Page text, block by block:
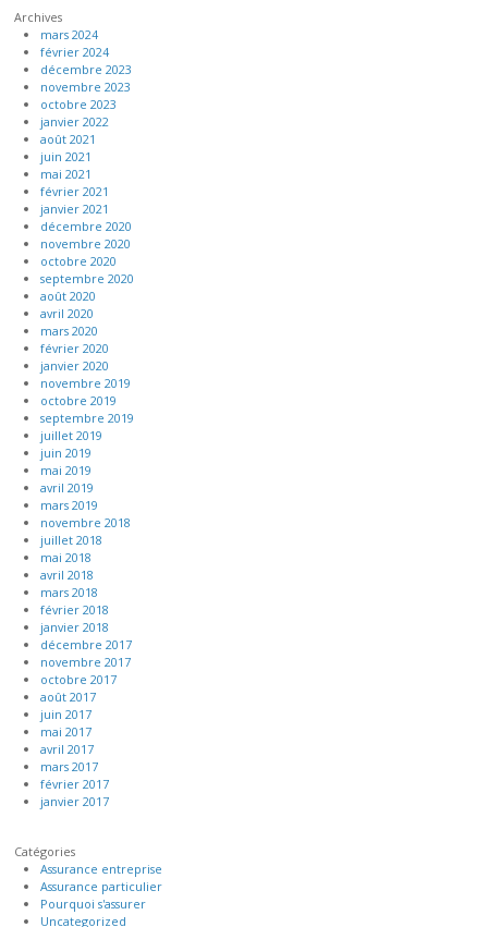
Archives
mars 2024
février 2024
décembre 2023
novembre 2023
octobre 2023
janvier 2022
août 2021
juin 2021
mai 2021
février 2021
janvier 2021
décembre 2020
novembre 2020
octobre 2020
septembre 2020
août 2020
avril 2020
mars 2020
février 2020
janvier 2020
novembre 2019
octobre 2019
septembre 2019
juillet 2019
juin 2019
mai 2019
avril 2019
mars 2019
novembre 2018
juillet 2018
mai 2018
avril 2018
mars 2018
février 2018
janvier 2018
décembre 2017
novembre 2017
octobre 2017
août 2017
juin 2017
mai 2017
avril 2017
mars 2017
février 2017
janvier 2017
Catégories
Assurance entreprise
Assurance particulier
Pourquoi s'assurer
Uncategorized